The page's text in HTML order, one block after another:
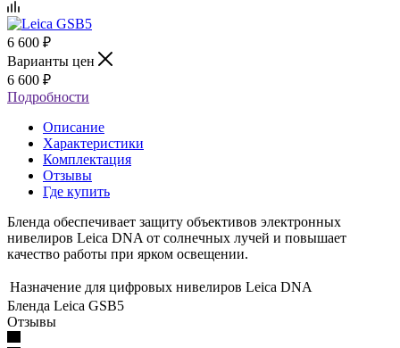
6 600 ₽
Варианты цен
6 600 ₽
Подробности
Описание
Характеристики
Комплектация
Отзывы
Где купить
Бленда обеспечивает защиту объективов электронных
нивелиров Leica DNA от солнечных лучей и повышает
качество работы при ярком освещении.
Назначение для цифровых нивелиров Leica DNA
Бленда Leica GSB5
Отзывы